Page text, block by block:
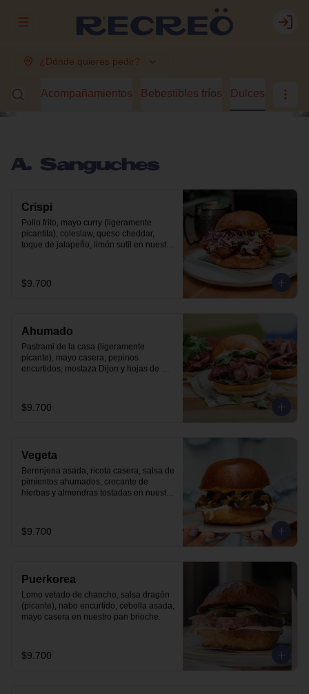
Abrir menu de navegación Login
¿Dónde quieres pedir?
Acompañamientos Bebestibles fríos Dulces
A. Sanguches
Crispi
Pollo frito, mayo curry (ligeramente
picantita), coleslaw, queso cheddar,
toque de jalapeño, limón sutil en nuestro
$9.700
Ahumado
Pastrami de la casa (ligeramente
picante), mayo casera, pepinos
encurtidos, mostaza Dijon y hojas de
$9.700
Vegeta
Berenjena asada, ricota casera, salsa de
pimientos ahumados, crocante de
hierbas y almendras tostadas en nuestro
$9.700
Puerkorea
Lomo vetado de chancho, salsa dragón
(picante), nabo encurtido, cebolla asada,
mayo casera en nuestro pan brioche.
$9.700